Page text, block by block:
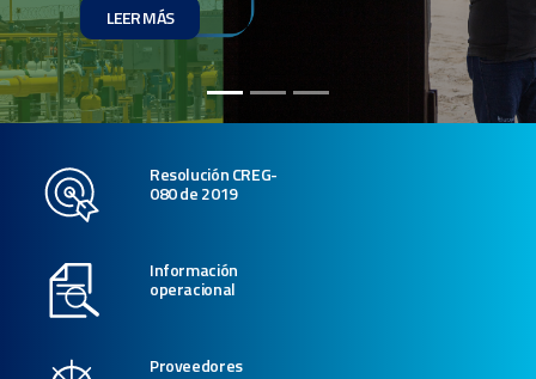
LEER MÁS
Resolución CREG-
080 de 2019
Información
operacional
Proveedores